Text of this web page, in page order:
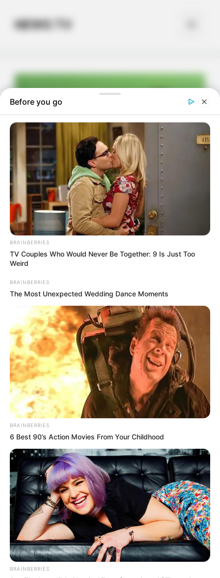
contentNEWS TV
Pierre et
Frédérique
(L’amour est dans
le pré) lourdement
endettés, de
nombreux
agriculteurs de
l’émission les
soutiennent : “On
vous aime”
Pierre et Frédérique, découverts dans la saison
7 de
L’amour est dans le pré
, font face à de
grosses difficultés financières. Heureusement,
ils peuvent compter sur le soutien de leurs amis
et anciens candidats de l’émission, comme
Géraldine et Hervé de la saison 20.
Before you go
BRAINBERRIES
TV Couples Who Would Never Be Together: 9 Is Just Too
Weird
BRAINBERRIES
The Most Unexpected Wedding Dance Moments
BRAINBERRIES
6 Best 90’s Action Movies From Your Childhood
BRAINBERRIES